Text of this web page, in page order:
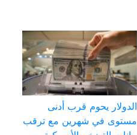
الدولار يحوم قرب أدنى
مستوى في شهرين مع ترقب